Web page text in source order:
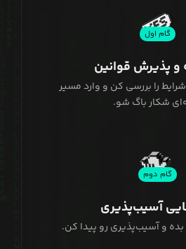
گام اول
و پذیرش قوانین
را بررسی کن و وارد مسیر
شکار باگ شو.
گام دوم
آسیب‌پذیری
و آسیب‌پذیری رو پیدا کن.